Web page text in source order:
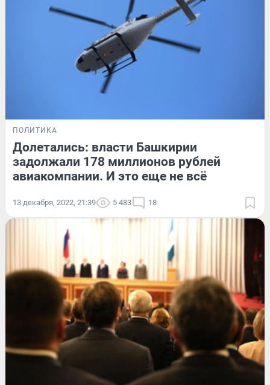
ПОЛИТИКА
Долетались: власти Башкирии
задолжали 178 миллионов рублей
авиакомпании. И это еще не всё
13 декабря, 2022, 21:39 5 483 18